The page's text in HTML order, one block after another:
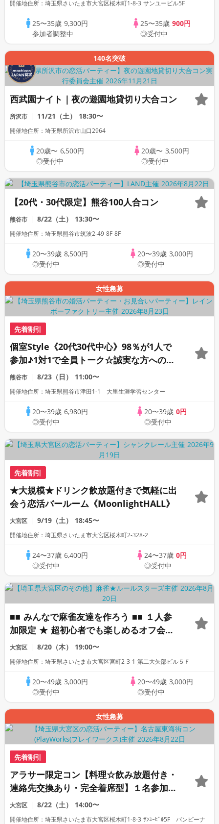
開催地住所：埼玉県さいたま市大宮区桜木町1-8-3 サンユービル5F
25〜35歳 9,300円
参加者調整中
25〜35歳 900円
◎受付中
140名突破
西武園ナイト｜夜の遊園地貸切り大合コン
所沢市 11/21（土） 18:30〜
開催地住所：埼玉県所沢市山口2964
20歳〜 6,500円
◎受付中
20歳〜 3,500円
◎受付中
【20代・30代限定】熊谷100人合コン
熊谷市 8/22（土） 13:30〜
開催地住所：埼玉県熊谷市筑波2-49 8F 8F
20〜39歳 8,500円
◎受付中
20〜39歳 3,000円
◎受付中
女性急募
先着割引
個室Style《20代30代中心》98％が1人で
参加♪1対1で全員トーク☆誠実な方への婚
活パーティー
熊谷市 8/23（日） 11:00〜
開催地住所：埼玉県熊谷市津田1-1 大里生涯学習センター
20〜39歳 6,980円
◎受付中
20〜39歳 0円
◎受付中
先着割引
★大規模★ドリンク飲放題付きで気軽に出
会う恋活バールーム《MoonlightHALL》
大宮区 9/19（土） 18:45〜
開催地住所：埼玉県さいたま市大宮区桜木町2-328-2
24〜37歳 6,400円
◎受付中
24〜37歳 0円
◎受付中
■■ みんなで麻雀友達を作ろう ■■ １人参
加限定 ★ 超初心者でも楽しめるオフ会を
行っています ☆ 男女・職業関係なくフリ
ースタイル！遠方の方・既婚者も参加OK
大宮区 8/20（木） 19:00〜
開催地住所：埼玉県さいたま市大宮区宮町2-3-1 第二大矢部ビル５Ｆ
20〜49歳 3,000円
◎受付中
20〜49歳 3,000円
◎受付中
女性急募
先着割引
アラサー限定コン【料理☆飲み放題付き・
連絡先交換あり・完全着席型】１名参加多
数・初参加も大歓迎☆プレイワークス主催
☆
大宮区 8/22（土） 14:00〜
開催地住所：埼玉県さいたま市大宮区桜木町1-8-3 ｻﾝﾕｰﾋﾞﾙ5F バンビーナ